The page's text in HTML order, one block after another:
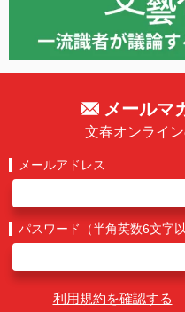
メールマ
文春オンライ
メールアドレス
パスワード（半角英数6文字
利用規約を確認する